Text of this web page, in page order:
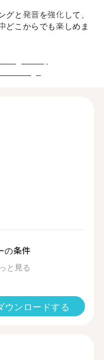
と発音を強化して、
どこからでも楽しめま
の条件
と見る
ウンロードする